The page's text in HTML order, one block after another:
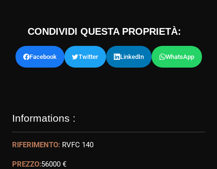
CONDIVIDI QUESTA PROPRIETÀ:
Facebook Twitter LinkedIn WhatsApp
Informations :
RIFERIMENTO: RVFC 140
PREZZO:56000 €